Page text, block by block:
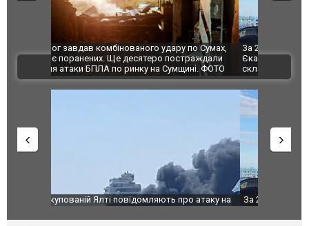
За 2000 кілометрів від кордону з Україною: в
Єкатеринбурзі після атаки дронів загорівся
склад Wildberries. ФОТО. ВІДЕО
"Мої
ВІДЕО
За 2000 кілометрів від кордону з Україною: в
склад Wildberries. ФОТО. ВІДЕО
В